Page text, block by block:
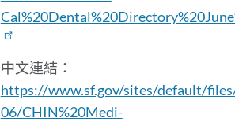
中文連結：
https://www.sf.gov/sites/default/
06/CHIN%20Medi-